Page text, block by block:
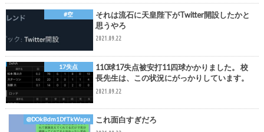
#空
それは流石に天皇陛下がTwitter開設したかと
思うやろ
2021.09.22
17失点
110球17失点被安打11四球かかりました。 校
長先生は、この状況にがっかりしています。
2021.09.22
@DOkBdm1DfTkWapu これ面白すぎだろ